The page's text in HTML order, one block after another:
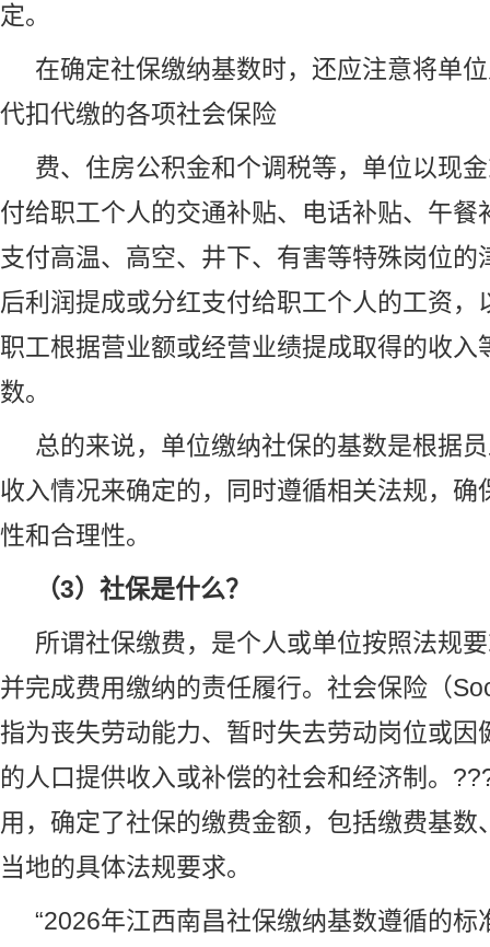
定。
在确定社保缴纳基数时，还应注意将单
代扣代缴的各项社会保险
费、住房公积金和个调税等，单位以现
付给职工个人的交通补贴、电话补贴、午餐
支付高温、高空、井下、有害等特殊岗位的
后利润提成或分红支付给职工个人的工资，
职工根据营业额或经营业绩提成取得的收入
数。
总的来说，单位缴纳社保的基数是根据
收入情况来确定的，同时遵循相关法规，确
性和合理性。
（3）社保是什么？
所谓社保缴费，是个人或单位按照法规
并完成费用缴纳的责任履行。社会保险（
指为丧失劳动能力、暂时失去劳动岗位或因
的人口提供收入或补偿的社会和经济制。
用，确定了社保的缴费金额，包括缴费基数
当地的具体法规要求。
“2026年江西南昌社保缴纳基数遵循的标